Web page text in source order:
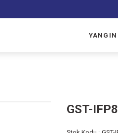
YANGIN
GST-IFP8